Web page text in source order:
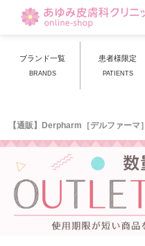
ブランド一覧
BRANDS
患者様限定
PATIENTS
【通販】Derpharm［デルファーマ